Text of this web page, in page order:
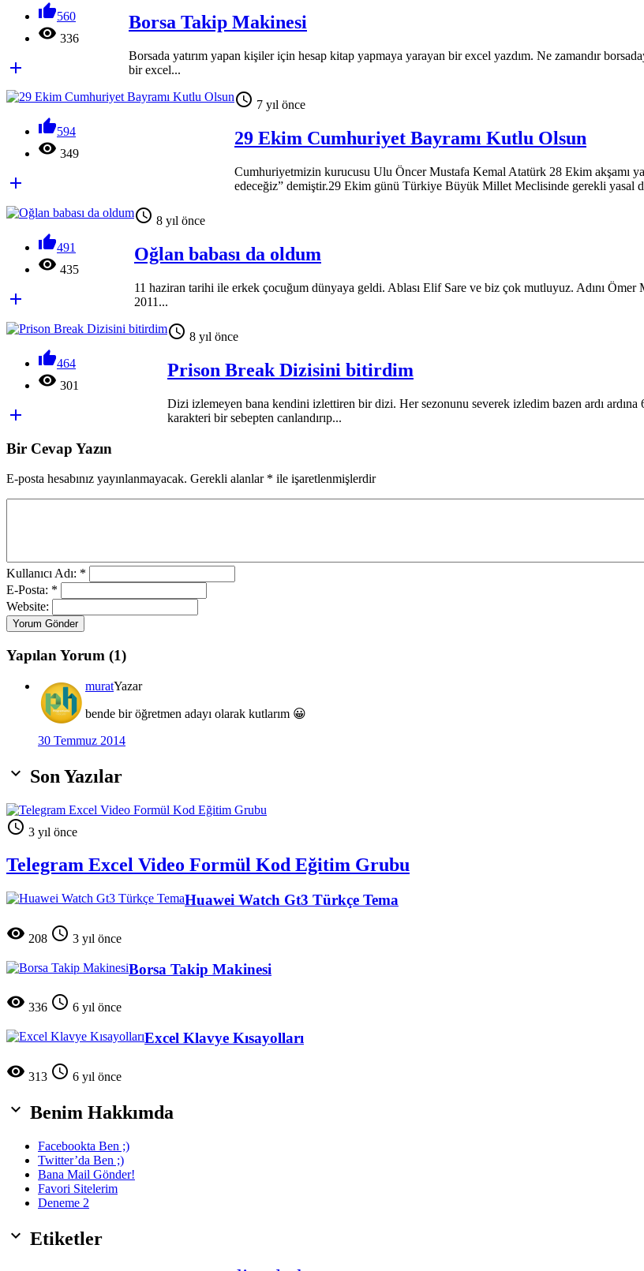
560
 336

Borsa Takip Makinesi
Borsada yatırım yapan kişiler için hesap kitap yapmaya yarayan bir excel yazdım. Ne zamandır
bir excel...
594
 349

 7 yıl önce
29 Ekim Cumhuriyet Bayramı Kutlu Olsun
Cumhuriyetmizin kurucusu Ulu Öncer Mustafa Kemal Atatürk 28 Ekim akşamı
edeceğiz” demiştir.29 Ekim günü Türkiye Büyük Millet Meclisinde gerekli yasal
491
 435

 8 yıl önce
Oğlan babası da oldum
11 haziran tarihi ile erkek çocuğum dünyaya geldi. Ablası Elif Sare ve biz çok mutluyuz. Adını Ömer
2011...
464
 301

 8 yıl önce
Prison Break Dizisini bitirdim
Dizi izlemeyen bana kendini izlettiren bir dizi. Her sezonunu severek izledim bazen ardı
karakteri bir sebepten canlandırıp...
Bir Cevap Yazın
E-posta hesabınız yayınlanmayacak. Gerekli alanlar * ile işaretlenmişlerdir
Kullanıcı Adı: *
E-Posta: *
Website:
Yorum Gönder
Yapılan Yorum (1)
muratYazar
bende bir öğretmen adayı olarak kutlarım 😀
30 Temmuz 2014
 Son Yazılar
 3 yıl önce
Telegram Excel Video Formül Kod Eğitim Grubu
Huawei Watch Gt3 Türkçe Tema
 208  3 yıl önce
Borsa Takip Makinesi
 336  6 yıl önce
Excel Klavye Kısayolları
 313  6 yıl önce
 Benim Hakkımda
Facebookta Ben ;)
Twitter’da Ben ;)
Bana Mail Gönder!
Favori Sitelerim
Deneme 2
 Etiketler